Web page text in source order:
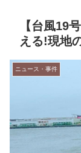
【台風19
える!現地
ニュース・事件